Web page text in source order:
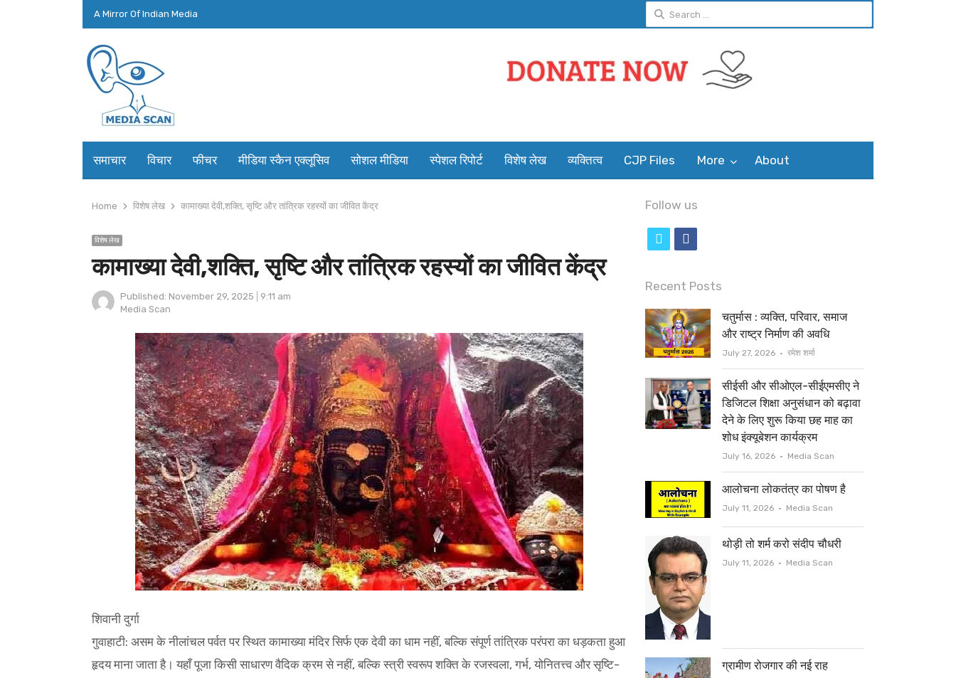
A Mirror Of Indian Media
Search
for:
समाचार विचार फीचर मीडिया स्कैन एक्लूसिव सोशल मीडिया स्पेशल रिपोर्ट विशेष लेख व्यक्तित्व CJP Files More About
Home विशेष लेख कामाख्या देवी,शक्ति, सृष्टि और तांत्रिक रहस्यों का जीवित केंद्र
विशेष लेख
कामाख्या देवी,शक्ति, सृष्टि और तांत्रिक रहस्यों का जीवित केंद्र
Published: November 29, 2025
9:11 am
Author
Media Scan
शिवानी दुर्गा
गुवाहाटी: असम के नीलांचल पर्वत पर स्थित कामाख्या मंदिर सिर्फ एक देवी का धाम नहीं, बल्कि संपूर्ण तांत्रिक परंपरा का धड़कता हुआ
हृदय माना जाता है। यहाँ पूजा किसी साधारण वैदिक क्रम से नहीं, बल्कि स्त्री स्वरूप शक्ति के रजस्वला, गर्भ, योनितत्त्व और सृष्टि-
Follow us
i
t
t
e
r
c
e
b
o
o
k
Recent Posts
चतुर्मास : व्यक्ति, परिवार, समाज
और राष्ट्र निर्माण की अवधि
July 27, 2026 Author
रमेश शर्मा
सीईसी और सीओएल-सीईएमसीए ने
डिजिटल शिक्षा अनुसंधान को बढ़ावा
देने के लिए शुरू किया छह माह का
शोध इंक्यूबेशन कार्यक्रम
July 16, 2026 Author
Media Scan
आलोचना लोकतंत्र का पोषण है
July 11, 2026 Author
Media Scan
थोड़ी तो शर्म करो संदीप चौधरी
July 11, 2026 Author
Media Scan
ग्रामीण रोजगार की नई राह